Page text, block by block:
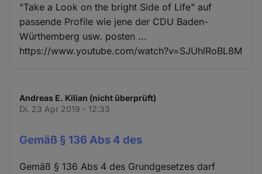
"Take a Look on the bright Side of Life" auf
passende Profile wie jene der CDU Baden-
Würthemberg usw. posten ...
https://www.youtube.com/watch?v=SJUhlRoBL8M
Andreas E. Kilian (nicht überprüft)
Di. 23 Apr 2019 - 12:33
Gemäß § 136 Abs 4 des
Gemäß § 136 Abs 4 des Grundgesetzes darf